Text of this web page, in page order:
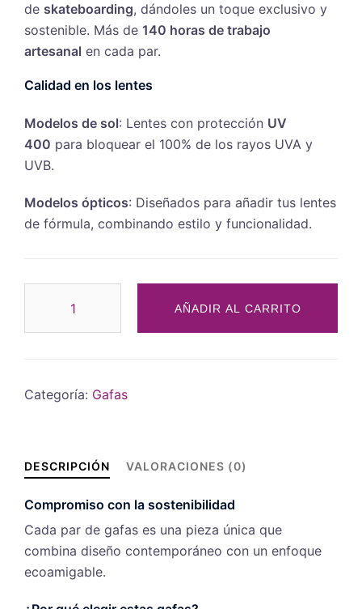
de skateboarding, dándoles un toque exclusivo y
sostenible. Más de 140 horas de trabajo
artesanal en cada par.
Calidad en los lentes
Modelos de sol: Lentes con protección UV
400 para bloquear el 100% de los rayos UVA y
UVB.
Modelos ópticos: Diseñados para añadir tus lentes
de fórmula, combinando estilo y funcionalidad.
AÑADIR AL CARRITO
Categoría: Gafas
DESCRIPCIÓN VALORACIONES (0)
Compromiso con la sostenibilidad
Cada par de gafas es una pieza única que
combina diseño contemporáneo con un enfoque
ecoamigable.